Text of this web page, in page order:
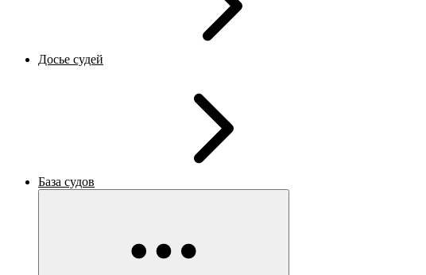
Досье судей
База судов